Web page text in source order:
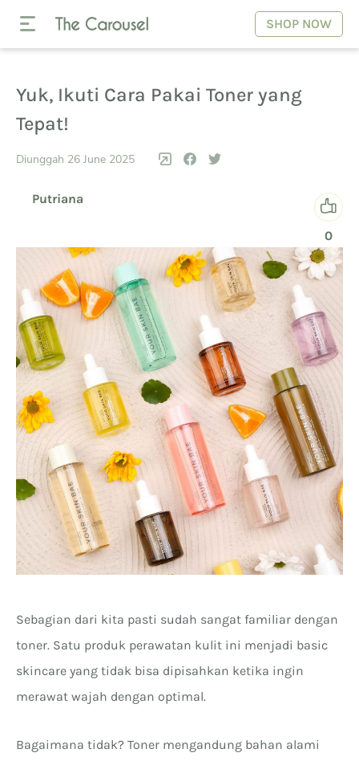
SHOP NOW
Yuk, Ikuti Cara Pakai Toner yang
Tepat!
Diunggah 26 June 2025
Putriana
0
Sebagian dari kita pasti sudah sangat familiar dengan
toner. Satu produk perawatan kulit ini menjadi basic
skincare yang tidak bisa dipisahkan ketika ingin
merawat wajah dengan optimal.
Bagaimana tidak? Toner mengandung bahan alami